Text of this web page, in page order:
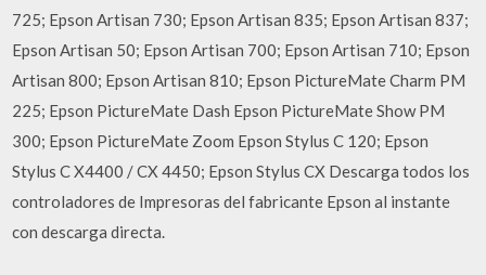
725; Epson Artisan 730; Epson Artisan 835; Epson Artisan 837;
Epson Artisan 50; Epson Artisan 700; Epson Artisan 710; Epson
Artisan 800; Epson Artisan 810; Epson PictureMate Charm PM
225; Epson PictureMate Dash Epson PictureMate Show PM
300; Epson PictureMate Zoom Epson Stylus C 120; Epson
Stylus C X4400 / CX 4450; Epson Stylus CX Descarga todos los
controladores de Impresoras del fabricante Epson al instante
con descarga directa.